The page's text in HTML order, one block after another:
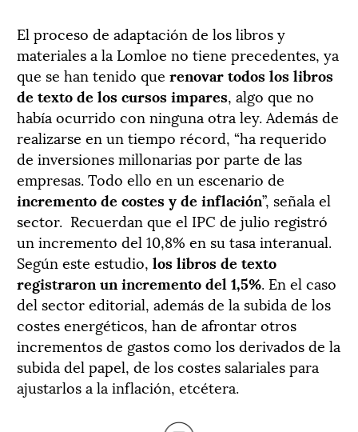
El proceso de adaptación de los libros y
materiales a la Lomloe no tiene precedentes, ya
que se han tenido que renovar todos los libros
de texto de los cursos impares, algo que no
había ocurrido con ninguna otra ley. Además de
realizarse en un tiempo récord, “ha requerido
de inversiones millonarias por parte de las
empresas. Todo ello en un escenario de
incremento de costes y de inflación”, señala el
sector. Recuerdan que el IPC de julio registró
un incremento del 10,8% en su tasa interanual.
Según este estudio, los libros de texto
registraron un incremento del 1,5%. En el caso
del sector editorial, además de la subida de los
costes energéticos, han de afrontar otros
incrementos de gastos como los derivados de la
subida del papel, de los costes salariales para
ajustarlos a la inflación, etcétera.